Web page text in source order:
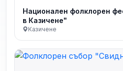
Национален фолклорен
в Казичене"
Казичене